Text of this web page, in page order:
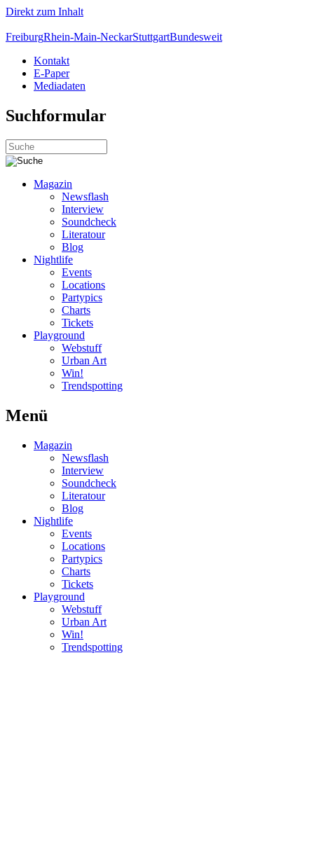
Direkt zum Inhalt
FreiburgRhein-Main-NeckarStuttgartBundesweit
Kontakt
E-Paper
Mediadaten
Suchformular
Magazin
Newsflash
Interview
Soundcheck
Literatour
Blog
Nightlife
Events
Locations
Partypics
Charts
Tickets
Playground
Webstuff
Urban Art
Win!
Trendspotting
Menü
Magazin
Newsflash
Interview
Soundcheck
Literatour
Blog
Nightlife
Events
Locations
Partypics
Charts
Tickets
Playground
Webstuff
Urban Art
Win!
Trendspotting